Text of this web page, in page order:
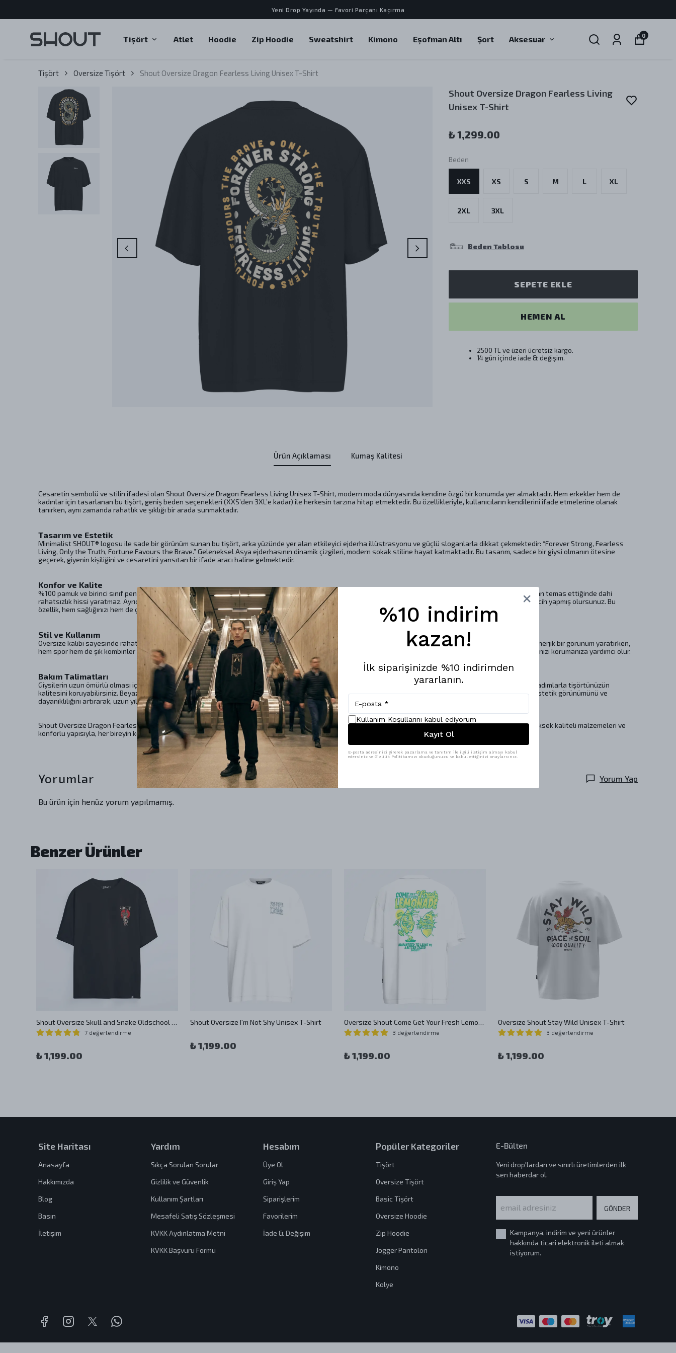
Yeni Drop Yayında — Favori Parçanı Kaçırma
Tişört Atlet Hoodie Zip Hoodie Sweatshirt Kimono Eşofman Altı Şort Aksesuar 0
Tişört Oversize Tişört Shout Oversize Dragon Fearless Living Unisex T-Shirt
Shout Oversize Dragon Fearless Living
Unisex T-Shirt
₺ 1,299.00
Beden
XXS XS S M L XL
2XL 3XL
Beden Tablosu
SEPETE EKLE
HEMEN AL
2500 TL ve üzeri ücretsiz kargo.
14 gün içinde iade & değişim.
Ürün Açıklaması Kumaş Kalitesi
Cesaretin sembolü ve stilin ifadesi olan Shout Oversize Dragon Fearless Living Unisex T-Shirt, modern moda dünyasında kendine özgü bir konumda yer almaktadır. Hem erkekler hem de
kadınlar için tasarlanan bu tişört, geniş beden seçenekleri (XXS’den 3XL’e kadar) ile herkesin tarzına hitap etmektedir. Bu özellikleriyle, kullanıcıların kendilerini ifade etmelerine olanak
tanırken, aynı zamanda rahatlık ve şıklığı bir arada sunmaktadır.
Tasarım ve Estetik
Minimalist SHOUT® logosu ile sade bir görünüm sunan bu tişört, arka yüzünde yer alan etkileyici ejderha illüstrasyonu ve güçlü sloganlarla dikkat çekmektedir: “Forever Strong, Fearless
Living, Only the Truth, Fortune Favours the Brave.” Geleneksel Asya ejderhasının dinamik çizgileri, modern sokak stiline hayat katmaktadır. Bu tasarım, sadece bir giysi olmanın ötesine
geçerek, giyenin kişiliğini ve cesaretini yansıtan bir ifade aracı haline gelmektedir.
Konfor ve Kalite
%100 pamuk ve birinci sınıf penye kumaş kullanılarak üretilen bu tişört, hafif ve nefes alabilir yapısıyla gün boyu konfor sağlar. Yumuşak dokusu, ciltle doğrudan temas ettiğinde dahi
rahatsızlık hissi yaratmaz. Ayrıca, uluslararası OEKO-TEX® sertifikası ile insan sağlığına zararlı maddeler içermediği belgelenmiştir, böylece çevre dostu bir tercih yapmış olursunuz. Bu
özellik, hem sağlığınızı hem de çevreyi koruma bilinciyle hareket eden kullanıcılar için büyük bir avantaj sunmaktadır.
Stil ve Kullanım
Oversize kalıbı sayesinde rahat bir şıklık sunan bu tişört, günlük giyimde mükemmel bir seçenek oluşturmaktadır. Siyah zemin üzerine sarı-beyaz grafik baskı, enerjik bir görünüm yaratırken,
hem spor hem de şık kombinler için ideal bir tamamlayıcıdır. Bu tişört, kot pantolonlar, şortlar veya eteklerle kolayca kombinlenebilir, böylece her ortamda şıklığınızı korumanıza yardımcı olur.
Bakım Talimatları
Giysilerin uzun ömürlü olması için bakım talimatlarına uymak önemlidir. Makinada hassas yıkama, düşük hızda merdaneli yıkama ve 110ºC’de ütüleme gibi basit adımlarla tişörtünüzün
kalitesini koruyabilirsiniz. Beyazlatıcı kullanmaktan kaçınarak, renginin ve dokusunun uzun süre taze kalmasını sağlayabilirsiniz. Bu bakım önerileri, giysinizin estetik görünümünü ve
dayanıklılığını artırarak, uzun yıllar boyunca keyifle kullanmanızı sağlar.
Shout Oversize Dragon Fearless Living Unisex T-Shirt, sadece bir giyim parçası değil, aynı zamanda bir yaşam tarzını temsil eden bir üründür. Cesur tasarımı, yüksek kaliteli malzemeleri ve
konforlu yapısıyla, her bireyin kendini ifade etmesine olanak tanır. Bu tişört, dolabınızda yer alması gereken vazgeçilmez bir parça olarak öne çıkmaktadır.
Yorumlar Yorum Yap
Bu ürün için henüz yorum yapılmamış.
Benzer Ürünler
Shout Oversize Skull and Snake Oldschool Unisex T-Shirt
7 değerlendirme
₺ 1,199.00
Shout Oversize I'm Not Shy Unisex T-Shirt
₺ 1,199.00
Oversize Shout Come Get Your Fresh Lemonade Unisex T-Shirt
3 değerlendirme
₺ 1,199.00
Oversize Shout Stay Wild Unisex T-Shirt
3 değerlendirme
₺ 1,199.00
Site Haritası
Anasayfa
Hakkımızda
Blog
Basın
İletişim
Yardım
Sıkça Sorulan Sorular
Gizlilik ve Güvenlik
Kullanım Şartları
Mesafeli Satış Sözleşmesi
KVKK Aydınlatma Metni
KVKK Başvuru Formu
Hesabım
Üye Ol
Giriş Yap
Siparişlerim
Favorilerim
İade & Değişim
Popüler Kategoriler
Tişört
Oversize Tişört
Basic Tişört
Oversize Hoodie
Zip Hoodie
Jogger Pantolon
Kimono
Kolye
E-Bülten
Yeni drop'lardan ve sınırlı üretimlerden ilk
sen haberdar ol.
GÖNDER
Kampanya, indirim ve yeni ürünler
hakkında ticari elektronik ileti almak
istiyorum.
%10 indirim
kazan!
İlk siparişinizde %10 indirimden
yararlanın.
Kullanım Koşullarını kabul ediyorum
Kayıt Ol
E-posta adresinizi girerek pazarlama ve tanıtım ile ilgili iletişim almayı kabul
edersiniz ve Gizlilik Politikamızı okuduğunuzu ve kabul ettiğinizi onaylarsınız.